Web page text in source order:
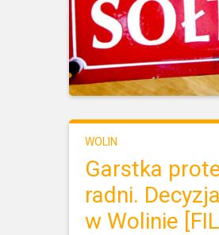
WOLIN
Garstka
radni.
w Wolinie